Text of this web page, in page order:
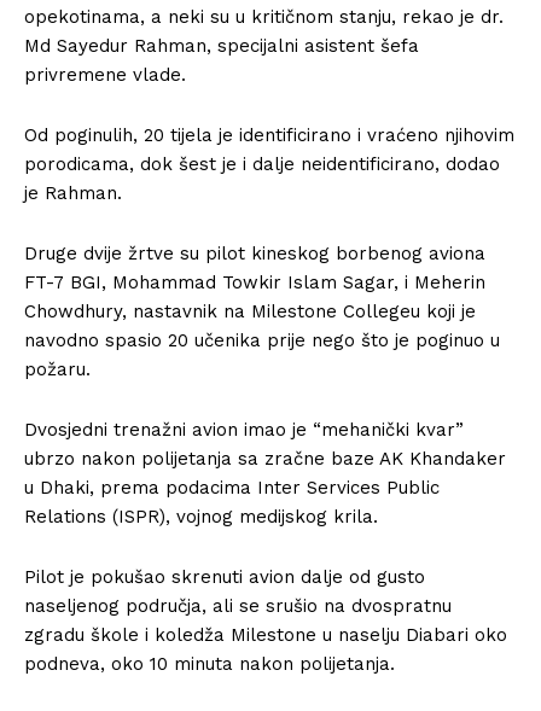
opekotinama, a neki su u kritičnom stanju, rekao je dr.
Md Sayedur Rahman, specijalni asistent šefa
privremene vlade.
Od poginulih, 20 tijela je identificirano i vraćeno njihovim
porodicama, dok šest je i dalje neidentificirano, dodao
je Rahman.
Druge dvije žrtve su pilot kineskog borbenog aviona
FT-7 BGI, Mohammad Towkir Islam Sagar, i Meherin
Chowdhury, nastavnik na Milestone Collegeu koji je
navodno spasio 20 učenika prije nego što je poginuo u
požaru.
Dvosjedni trenažni avion imao je “mehanički kvar”
ubrzo nakon polijetanja sa zračne baze AK Khandaker
u Dhaki, prema podacima Inter Services Public
Relations (ISPR), vojnog medijskog krila.
Pilot je pokušao skrenuti avion dalje od gusto
naseljenog područja, ali se srušio na dvospratnu
zgradu škole i koledža Milestone u naselju Diabari oko
podneva, oko 10 minuta nakon polijetanja.